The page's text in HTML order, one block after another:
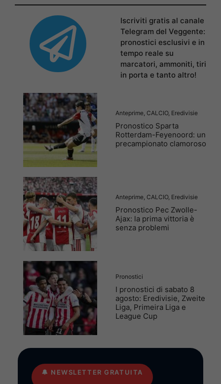
Iscriviti gratis al canale
Telegram del Veggente:
pronostici esclusivi e in
tempo reale su
marcatori, ammoniti, tiri
in porta e tanto altro!
Anteprime, CALCIO, Eredivisie
Pronostico Sparta
Rotterdam-Feyenoord: un
precampionato clamoroso
Anteprime, CALCIO, Eredivisie
Pronostico Pec Zwolle-
Ajax: la prima vittoria è
senza problemi
Pronostici
I pronostici di sabato 8
agosto: Eredivisie, Zweite
Liga, Primeira Liga e
League Cup
🔔 NEWSLETTER GRATUITA